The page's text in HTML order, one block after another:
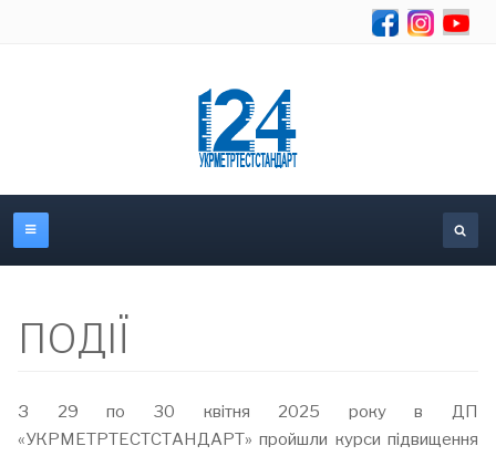
ПОДІЇ
З 29 по 30 квітня 2025 року в ДП
«УКРМЕТРТЕСТСТАНДАРТ» пройшли курси підвищення